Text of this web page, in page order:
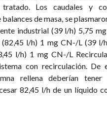
Los caudales y
de masa, se
industrial (39 l/h) 5,75
l/h) 1 mg CN-/L (39 l/
l/h) 1 mg CN-/L
con recirculación. De
rellena deberían tener
82,45 l/h de un líquido